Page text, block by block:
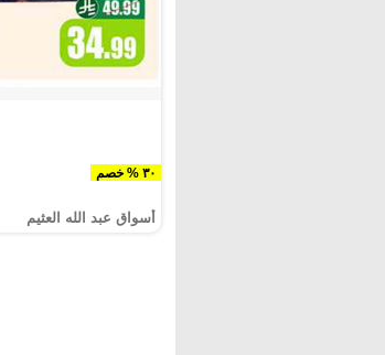
٣٠ % خصم
أسواق عبد الله العثيم